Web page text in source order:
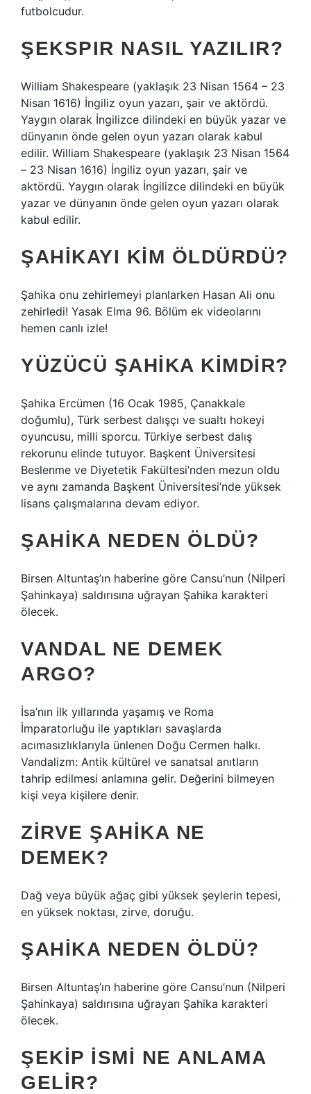
futbolcudur.
ŞEKSPIR NASIL YAZILIR?
William Shakespeare (yaklaşık 23 Nisan 1564 – 23
Nisan 1616) İngiliz oyun yazarı, şair ve aktördü.
Yaygın olarak İngilizce dilindeki en büyük yazar ve
dünyanın önde gelen oyun yazarı olarak kabul
edilir. William Shakespeare (yaklaşık 23 Nisan 1564
– 23 Nisan 1616) İngiliz oyun yazarı, şair ve
aktördü. Yaygın olarak İngilizce dilindeki en büyük
yazar ve dünyanın önde gelen oyun yazarı olarak
kabul edilir.
ŞAHIKAYI KIM ÖLDÜRDÜ?
Şahika onu zehirlemeyi planlarken Hasan Ali onu
zehirledi! Yasak Elma 96. Bölüm ek videolarını
hemen canlı izle!
YÜZÜCÜ ŞAHIKA KIMDIR?
Şahika Ercümen (16 Ocak 1985, Çanakkale
doğumlu), Türk serbest dalışçı ve sualtı hokeyi
oyuncusu, milli sporcu. Türkiye serbest dalış
rekorunu elinde tutuyor. Başkent Üniversitesi
Beslenme ve Diyetetik Fakültesi’nden mezun oldu
ve aynı zamanda Başkent Üniversitesi’nde yüksek
lisans çalışmalarına devam ediyor.
ŞAHIKA NEDEN ÖLDÜ?
Birsen Altuntaş’ın haberine göre Cansu’nun (Nilperi
Şahinkaya) saldırısına uğrayan Şahika karakteri
ölecek.
VANDAL NE DEMEK
ARGO?
İsa’nın ilk yıllarında yaşamış ve Roma
İmparatorluğu ile yaptıkları savaşlarda
acımasızlıklarıyla ünlenen Doğu Cermen halkı.
Vandalizm: Antik kültürel ve sanatsal anıtların
tahrip edilmesi anlamına gelir. Değerini bilmeyen
kişi veya kişilere denir.
ZIRVE ŞAHIKA NE
DEMEK?
Dağ veya büyük ağaç gibi yüksek şeylerin tepesi,
en yüksek noktası, zirve, doruğu.
ŞAHIKA NEDEN ÖLDÜ?
Birsen Altuntaş’ın haberine göre Cansu’nun (Nilperi
Şahinkaya) saldırısına uğrayan Şahika karakteri
ölecek.
ŞEKIP ISMI NE ANLAMA
GELIR?